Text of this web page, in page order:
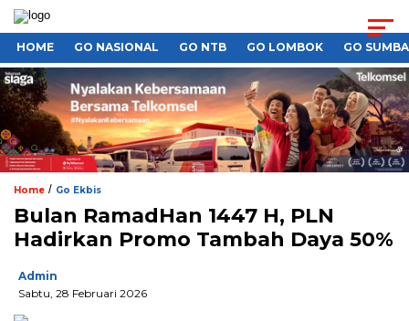
HOME GO NASIONAL GO NTB GO LOMBOK GO
Home / Go Ekbis
Bulan RamadHan 1447 H, PLN
Hadirkan Promo Tambah Daya 50%
Admin
Sabtu, 28 Februari 2026